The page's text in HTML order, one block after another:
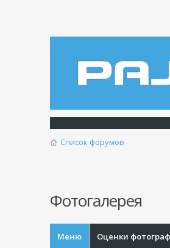
Список форумов
Фотогалерея
Меню Оценки